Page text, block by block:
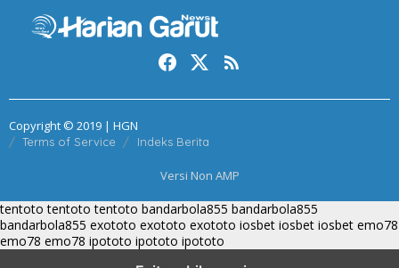
Copyright © 2019 | HGN
Terms of Service Indeks Berita
Versi Non AMP
tentoto tentoto tentoto bandarbola855 bandarbola855
bandarbola855 exototo exototo exototo iosbet iosbet iosbet emo78
emo78 emo78 ipototo ipototo ipototo